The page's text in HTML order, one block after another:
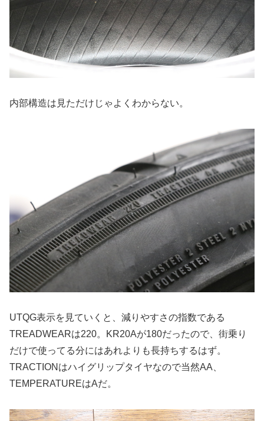
内部構造は見ただけじゃよくわからない。
UTQG表示を見ていくと、減りやすさの指数である
TREADWEARは220。KR20Aが180だったので、街乗り
だけで使ってる分にはあれよりも長持ちするはず。
TRACTIONはハイグリップタイヤなので当然AA、
TEMPERATUREはAだ。